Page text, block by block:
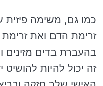
כמו גם, משימה
זרימת הדם ואת
בהעברת בדים מזינים
זה יכול להיות להושיט